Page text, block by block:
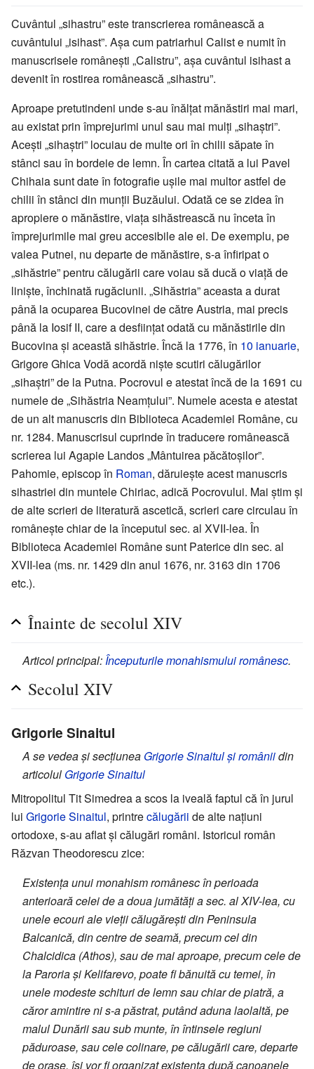
Cuvântul „sihastru” este transcrierea românească a
cuvântului „isihast”. Așa cum patriarhul Calist e numit în
manuscrisele românești „Calistru”, așa cuvântul isihast a
devenit în rostirea românească „sihastru”.
Aproape pretutindeni unde s-au înălțat mănăstiri mai mari,
au existat prin împrejurimi unul sau mai mulți „sihaștri”.
Acești „sihaștri” locuiau de multe ori în chilii săpate în
stânci sau în bordeie de lemn. În cartea citată a lui Pavel
Chihaia sunt date în fotografie ușile mai multor astfel de
chilii în stânci din munții Buzăului. Odată ce se zidea în
apropiere o mănăstire, viața sihăstrească nu înceta în
împrejurimile mai greu accesibile ale ei. De exemplu, pe
valea Putnei, nu departe de mănăstire, s-a înfiripat o
„sihăstrie” pentru călugării care voiau să ducă o viață de
liniște, închinată rugăciunii. „Sihăstria” aceasta a durat
până la ocuparea Bucovinei de către Austria, mai precis
până la Iosif II, care a desființat odată cu mănăstirile din
Bucovina și această sihăstrie. Încă la 1776, în 10 ianuarie,
Grigore Ghica Vodă acordă niște scutiri călugărilor
„sihaștri” de la Putna. Pocrovul e atestat încă de la 1691 cu
numele de „Sihăstria Neamțului”. Numele acesta e atestat
de un alt manuscris din Biblioteca Academiei Române, cu
nr. 1284. Manuscrisul cuprinde în traducere românească
scrierea lui Agapie Landos „Mântuirea păcătoșilor”.
Pahomie, episcop în Roman, dăruiește acest manuscris
sihastriei din muntele Chiriac, adică Pocrovului. Mai știm și
de alte scrieri de literatură ascetică, scrieri care circulau în
românește chiar de la începutul sec. al XVII-lea. În
Biblioteca Academiei Române sunt Paterice din sec. al
XVII-lea (ms. nr. 1429 din anul 1676, nr. 3163 din 1706
etc.).
Înainte de secolul XIV
Articol principal: Începuturile monahismului românesc.
Secolul XIV
Grigorie Sinaitul
A se vedea și secțiunea Grigorie Sinaitul și româniidin
articolul Grigorie Sinaitul
Mitropolitul Tit Simedrea a scos la iveală faptul că în jurul
lui Grigorie Sinaitul, printrecălugării de alte națiuni
ortodoxe, s-au aflat și călugări români. Istoricul român
Răzvan Theodorescu zice:
Existența unui monahism românesc în perioada
anterioară celei de a doua jumătăți a sec. al XIV-lea, cu
unele ecouri ale vieții călugărești din Peninsula
Balcanică, din centre de seamă, precum cel din
Chalcidica (Athos), sau de mai aproape, precum cele de
la Paroria și Kelifarevo, poate fi bănuită cu temei, în
unele modeste schituri de lemn sau chiar de piatră, a
căror amintire ni s-a păstrat, putând aduna laolaltă, pe
malul Dunării sau sub munte, în întinsele regiuni
păduroase, sau cele colinare, pe călugării care, departe
de orașe, își vor fi organizat existența după canoanele